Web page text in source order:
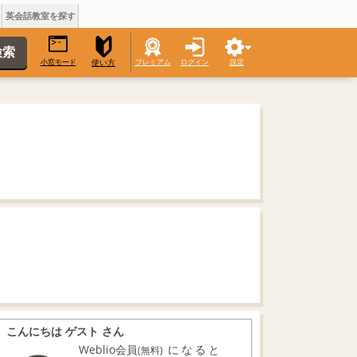
英会話教室を探す
小窓モード 使い方 プレミアム ログイン 設定
こんにちは ゲスト さん
Weblio会員(無料) になると